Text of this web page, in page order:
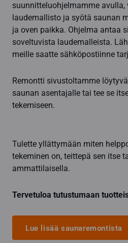
suunnitteluohjelmamme
laudemallisto ja syötä saunan
ja oven paikka. Ohjelma antaa
soveltuvista laudemalleista.
meille saatte sähköpostiinne
Remontti sivustoltamme
saunan asentajalle tai tee se
tekemiseen.
Tulette yllättymään miten
tekeminen on, teittepä sen itse
ammattilaisella.
Tervetuloa tutustumaan
Lue lisää saunaremontista